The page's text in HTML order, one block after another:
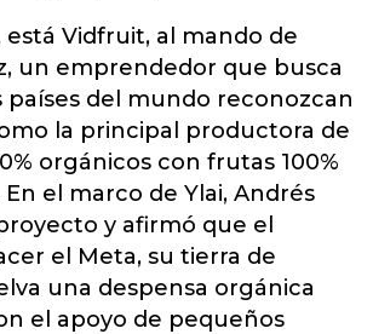
Vidfruit, al mando de
un emprendedor que busca
países del mundo reconozcan
la principal productora de
orgánicos con frutas 100%
el marco de Ylai, Andrés
y afirmó que el
el Meta, su tierra de
una despensa orgánica
el apoyo de pequeños